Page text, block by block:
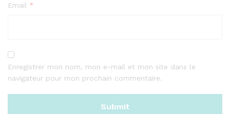
Email *
Enregistrer mon nom, mon e-mail et mon site dans le
navigateur pour mon prochain commentaire.